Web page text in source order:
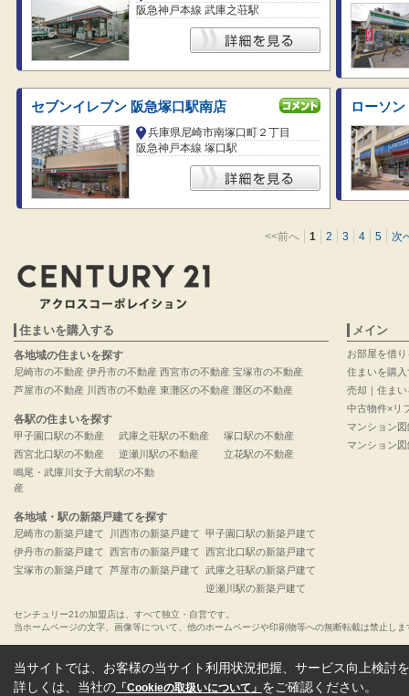
阪急神戸本線 武庫之荘駅
セブンイレブン 阪急塚口駅南店
兵庫県尼崎市南塚口町２丁目
阪急神戸本線 塚口駅
ローソ
<<前へ 1 2 3 4 5 次
住まいを購入する
各地域の住まいを探す
尼崎市の不動産
芦屋市の不動産
伊丹市の不動産
川西市の不動産
西宮市の不動産
東灘区の不動産
宝塚市の不動産
灘区の不動産
各駅の住まいを探す
甲子園口駅の不動産
西宮北口駅の不動産
武庫之荘駅の不動産
逆瀬川駅の不動産
塚口駅の不動産
立花駅の不動産
鳴尾・武庫川女子大前駅の不動
産
各地域・駅の新築戸建てを探す
尼崎市の新築戸建て
伊丹市の新築戸建て
宝塚市の新築戸建て
川西市の新築戸建て
西宮市の新築戸建て
芦屋市の新築戸建て
甲子園口駅の新築戸建て
西宮北口駅の新築戸建て
武庫之荘駅の新築戸建て
逆瀬川駅の新築戸建て
メイン
お部屋を借り
住まいを購入
売却｜住ま
中古物件×リ
マンション
マンション
センチュリー21の加盟店は、すべて独立・自営です。
当ホームページの文字、画像等について、他のホームページや印刷物等への無断転載は禁止しま
当サイトでは、お客様の当サイト利用状況把握、サービス向上検討
詳しくは、当社の 「Cookieの取扱いについて」 をご確認ください。